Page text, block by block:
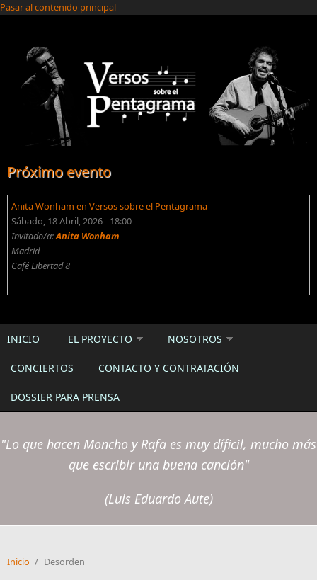
Pasar al contenido principal
Próximo evento
Anita Wonham en Versos sobre el Pentagrama
Sábado, 18 Abril, 2026 - 18:00
Invitado/a:Anita Wonham
Madrid
Café Libertad 8
INICIO EL PROYECTO NOSOTROS
CONCIERTOS CONTACTO Y CONTRATACIÓN
DOSSIER PARA PRENSA
"Lo que hacen Moncho y Rafa es muy díficil, mucho más
que escribir una buena canción"
(Luis Eduardo Aute)
Inicio / Desorden